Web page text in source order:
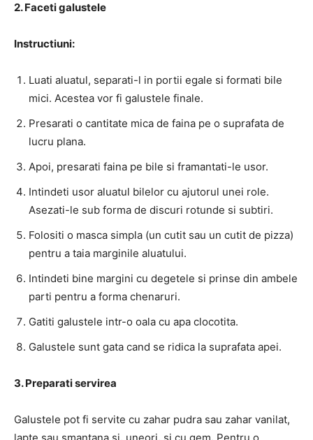
2. Faceti galustele
Instructiuni:
Luati aluatul, separati-l in portii egale si formati bile
mici. Acestea vor fi galustele finale.
Presarati o cantitate mica de faina pe o suprafata de
lucru plana.
Apoi, presarati faina pe bile si framantati-le usor.
Intindeti usor aluatul bilelor cu ajutorul unei role.
Asezati-le sub forma de discuri rotunde si subtiri.
Folositi o masca simpla (un cutit sau un cutit de pizza)
pentru a taia marginile aluatului.
Intindeti bine margini cu degetele si prinse din ambele
parti pentru a forma chenaruri.
Gatiti galustele intr-o oala cu apa clocotita.
Galustele sunt gata cand se ridica la suprafata apei.
3. Preparati servirea
Galustele pot fi servite cu zahar pudra sau zahar vanilat,